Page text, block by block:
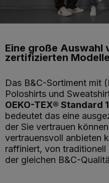
Eine große Auswahl
zertifizierten
Das B&C-Sortiment mit
Poloshirts und
OEKO-TEX® Standard
bedeutet das eine
der Sie vertrauen
vertrauensvoll anbieten
raffiniert, von traditionell
der gleichen B&C-